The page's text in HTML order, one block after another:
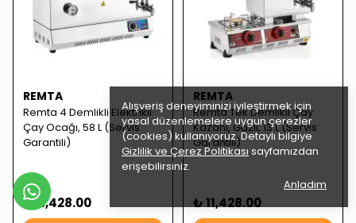
Alışveriş deneyiminizi iyileştirmek için
yasal düzenlemelere uygun çerezler
(cookies) kullanıyoruz. Detaylı bilgiye
Gizlilik ve Çerez Politikası sayfamızdan
erişebilirsiniz.
Anladım
REMTA
Remta 4 Demlikli Elektrikli
Çay Ocağı, 58 L (Servis
Garantili)
₺ 11,428.00
REMTA
Remta Tek Demlikli Çay
Kazanı, Gazlı, 13 L (Servis
Garantili)
₺ 11,428.00